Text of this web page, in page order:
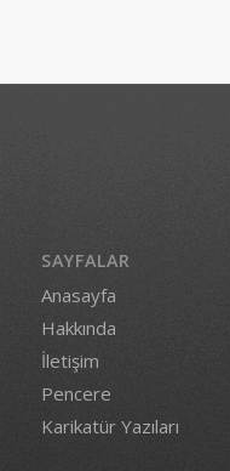
SAYFALAR
Anasayfa
Hakkında
İletişim
Pencere
Karikatür Yazıları